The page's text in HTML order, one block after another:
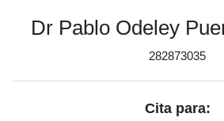
Dr Pablo Odeley
282873035
Cita para: